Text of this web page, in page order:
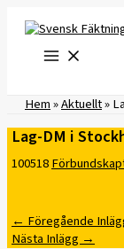
innehåll
Hem»Aktuellt»
Lag-DM i
100518
← Föregående
Nästa Inlägg →